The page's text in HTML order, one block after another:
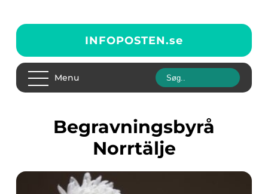
INFOPOSTEN.se
Menu
begravningsbyrå
Norrtälje